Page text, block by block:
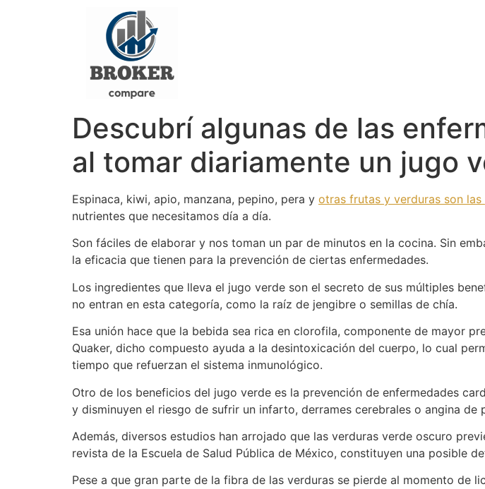
Descubrí algunas de las
al tomar diariamente un jugo
Espinaca, kiwi, apio, manzana, pepino, pera y otras frutas y verduras son
nutrientes que necesitamos día a día.
Son fáciles de elaborar y nos toman un par de minutos en la cocina. Sin
la eficacia que tienen para la prevención de ciertas enfermedades.
Los ingredientes que lleva el jugo verde son el secreto de sus múltiples
no entran en esta categoría, como la raíz de jengibre o semillas de chía.
Esa unión hace que la bebida sea rica en clorofila, componente de mayor
Quaker, dicho compuesto ayuda a la desintoxicación del cuerpo, lo cual
tiempo que refuerzan el sistema inmunológico.
Otro de los beneficios del jugo verde es la prevención de enfermedades
y disminuyen el riesgo de sufrir un infarto, derrames cerebrales o angina de
Además, diversos estudios han arrojado que las verduras verde oscuro
revista de la Escuela de Salud Pública de México, constituyen una posible
Pese a que gran parte de la fibra de las verduras se pierde al momento de